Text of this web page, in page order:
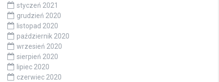
styczeń 2021
grudzień 2020
listopad 2020
październik 2020
wrzesień 2020
sierpień 2020
lipiec 2020
czerwiec 2020